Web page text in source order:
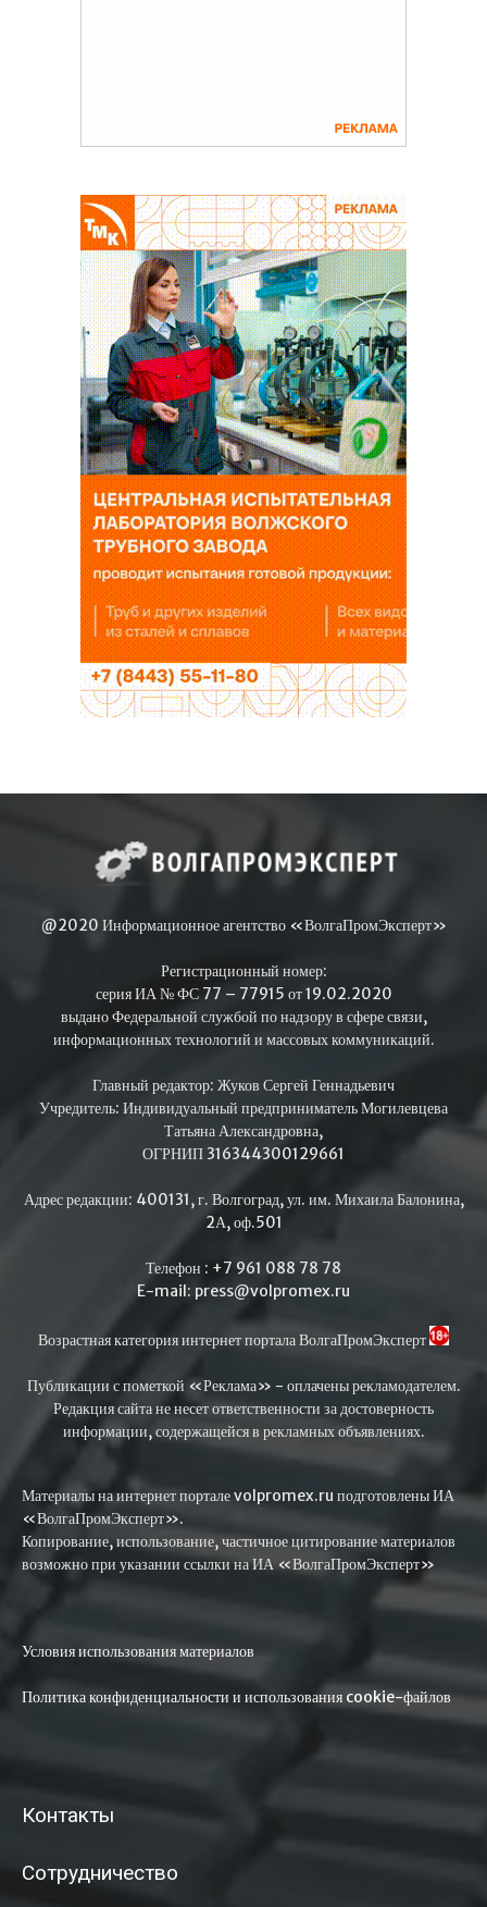
@2020 Информационное агентство «ВолгаПромЭксперт»
Регистрационный номер:
серия ИА № ФС 77 – 77915 от 19.02.2020
выдано Федеральной службой по надзору в сфере связи,
информационных технологий и массовых коммуникаций.
Главный редактор: Жуков Сергей Геннадьевич
Учредитель: Индивидуальный предприниматель Могилевцева
Татьяна Александровна,
ОГРНИП 316344300129661
Адрес редакции: 400131, г. Волгоград, ул. им. Михаила Балонина,
2А, оф.501
Телефон : +7 961 088 78 78
E-mail: press@volpromex.ru
Возрастная категория интернет портала ВолгаПромЭксперт
Публикации с пометкой «Реклама» - оплачены рекламодателем.
Редакция сайта не несет ответственности за достоверность
информации, содержащейся в рекламных объявлениях.
Материалы на интернет портале volpromex.ru подготовлены ИА
«ВолгаПромЭксперт».
Копирование, использование, частичное цитирование материалов
возможно при указании ссылки на ИА «ВолгаПромЭксперт»
Условия использования материалов
Политика конфиденциальности и использования cookie-файлов
Контакты
Сотрудничество